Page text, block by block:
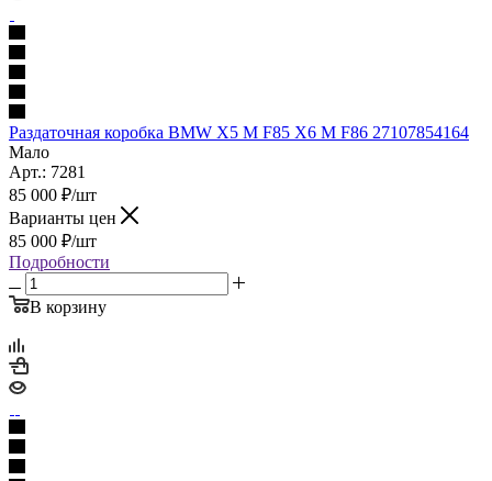
Раздаточная коробка BMW X5 M F85 X6 M F86 27107854164
Мало
Арт.: 7281
85 000 ₽/шт
Варианты цен
85 000 ₽/шт
Подробности
В корзину